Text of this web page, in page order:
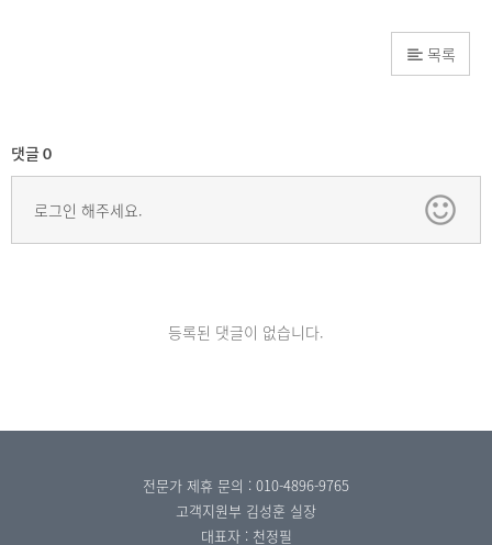
목록
댓글0
로그인 해주세요.
등록된 댓글이 없습니다.
전문가 제휴 문의 : 010-4896-9765
고객지원부 김성훈 실장
대표자 : 천정필